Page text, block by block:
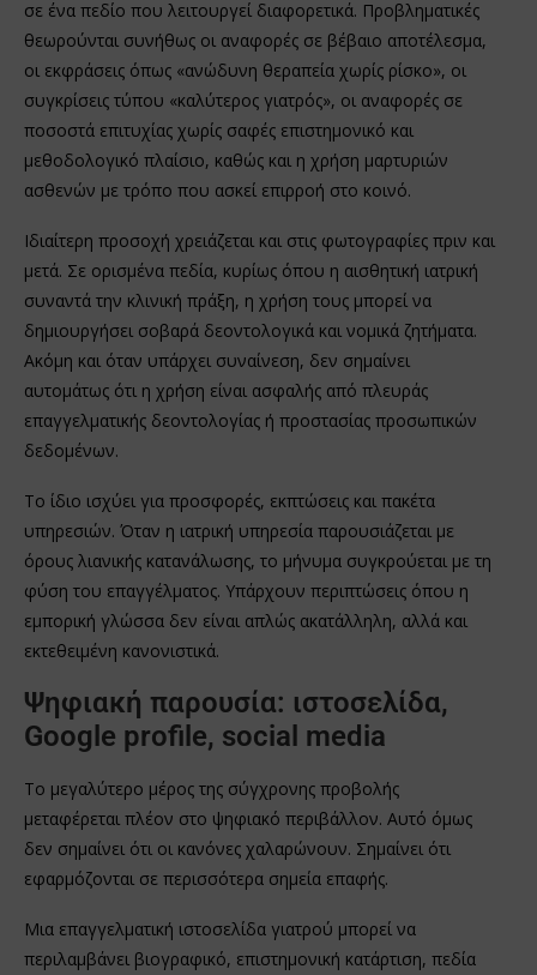
σε ένα πεδίο που λειτουργεί διαφορετικά. Προβληματικές
θεωρούνται συνήθως οι αναφορές σε βέβαιο αποτέλεσμα,
οι εκφράσεις όπως «ανώδυνη θεραπεία χωρίς ρίσκο», οι
συγκρίσεις τύπου «καλύτερος γιατρός», οι αναφορές σε
ποσοστά επιτυχίας χωρίς σαφές επιστημονικό και
μεθοδολογικό πλαίσιο, καθώς και η χρήση μαρτυριών
ασθενών με τρόπο που ασκεί επιρροή στο κοινό.
Ιδιαίτερη προσοχή χρειάζεται και στις φωτογραφίες πριν και
μετά. Σε ορισμένα πεδία, κυρίως όπου η αισθητική ιατρική
συναντά την κλινική πράξη, η χρήση τους μπορεί να
δημιουργήσει σοβαρά δεοντολογικά και νομικά ζητήματα.
Ακόμη και όταν υπάρχει συναίνεση, δεν σημαίνει
αυτομάτως ότι η χρήση είναι ασφαλής από πλευράς
επαγγελματικής δεοντολογίας ή προστασίας προσωπικών
δεδομένων.
Το ίδιο ισχύει για προσφορές, εκπτώσεις και πακέτα
υπηρεσιών. Όταν η ιατρική υπηρεσία παρουσιάζεται με
όρους λιανικής κατανάλωσης, το μήνυμα συγκρούεται με τη
φύση του επαγγέλματος. Υπάρχουν περιπτώσεις όπου η
εμπορική γλώσσα δεν είναι απλώς ακατάλληλη, αλλά και
εκτεθειμένη κανονιστικά.
Ψηφιακή παρουσία: ιστοσελίδα,
Google profile, social media
Το μεγαλύτερο μέρος της σύγχρονης προβολής
μεταφέρεται πλέον στο ψηφιακό περιβάλλον. Αυτό όμως
δεν σημαίνει ότι οι κανόνες χαλαρώνουν. Σημαίνει ότι
εφαρμόζονται σε περισσότερα σημεία επαφής.
Μια επαγγελματική ιστοσελίδα γιατρού μπορεί να
περιλαμβάνει βιογραφικό, επιστημονική κατάρτιση, πεδία